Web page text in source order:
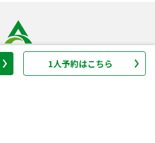
1人予約はこちら